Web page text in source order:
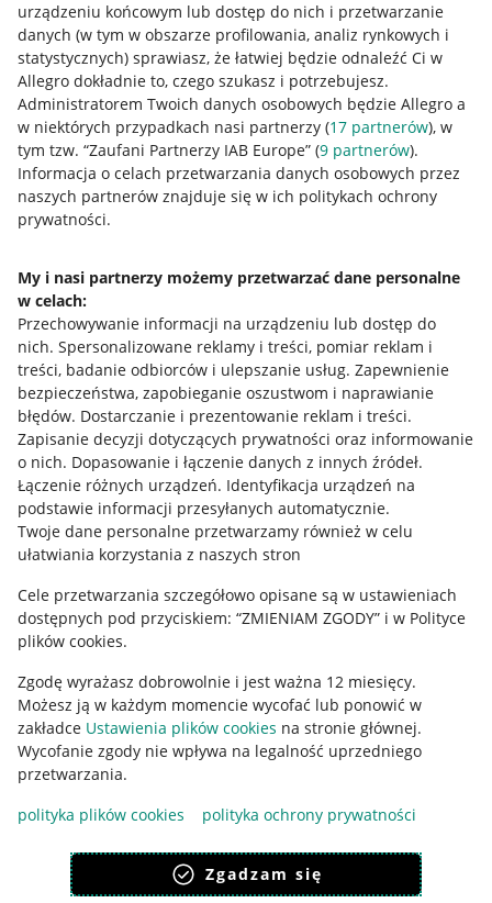
urządzeniu końcowym lub dostęp do nich i przetwarzanie
danych (w tym w obszarze profilowania, analiz rynkowych i
statystycznych) sprawiasz, że łatwiej będzie odnaleźć Ci w
Allegro dokładnie to, czego szukasz i potrzebujesz.
Administratorem Twoich danych osobowych będzie Allegro a
w niektórych przypadkach nasi partnerzy (17 partnerów), w
tym tzw. “Zaufani Partnerzy IAB Europe” (9 partnerów).
Informacja o celach przetwarzania danych osobowych przez
naszych partnerów znajduje się w ich politykach ochrony
prywatności.
My i nasi partnerzy możemy przetwarzać dane personalne
w celach:
Przechowywanie informacji na urządzeniu lub dostęp do
nich. Spersonalizowane reklamy i treści, pomiar reklam i
treści, badanie odbiorców i ulepszanie usług. Zapewnienie
bezpieczeństwa, zapobieganie oszustwom i naprawianie
błędów. Dostarczanie i prezentowanie reklam i treści.
Zapisanie decyzji dotyczących prywatności oraz informowanie
o nich. Dopasowanie i łączenie danych z innych źródeł.
Łączenie różnych urządzeń. Identyfikacja urządzeń na
podstawie informacji przesyłanych automatycznie.
Twoje dane personalne przetwarzamy również w celu
ułatwiania korzystania z naszych stron
Cele przetwarzania szczegółowo opisane są w ustawieniach
dostępnych pod przyciskiem: “ZMIENIAM ZGODY” i w Polityce
plików cookies.
Zgodę wyrażasz dobrowolnie i jest ważna 12 miesięcy.
Możesz ją w każdym momencie wycofać lub ponowić w
zakładce Ustawienia plików cookies na stronie głównej.
Wycofanie zgody nie wpływa na legalność uprzedniego
przetwarzania.
polityka plików cookies
polityka ochrony prywatności
Zgadzam się
Przydatne informacje
Jak to działa
Allegro Gadane dla sprzedających
Allegro Gadane dla kupujących
Mapa miejscowości
Informacje prawne
Regulamin
Polityka plików "cookies"
Ustawienia plików "cookies"
Udostępnianie lokalizacji
Informacje dla Aktu o Usługach Cyfrowych
Pobierz aplikację